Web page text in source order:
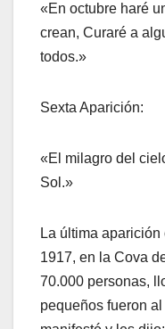
«En octubre haré
crean, Curaré a
todos.»
Sexta Aparición:
«El milagro del
Sol.»
La última
1917, en la Cova
70.000 personas,
pequeños fueron